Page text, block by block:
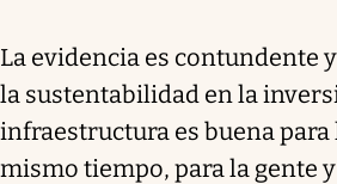
La evidencia es contundente
la sustentabilidad en la
infraestructura es buena para
mismo tiempo, para la gente